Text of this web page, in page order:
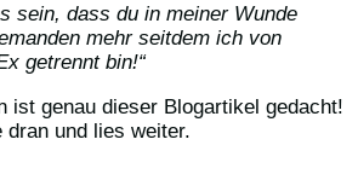
sein, dass du in meiner Wunde
mehr seitdem ich von
getrennt bin!“
ist genau dieser Blogartikel gedacht!
und lies weiter.